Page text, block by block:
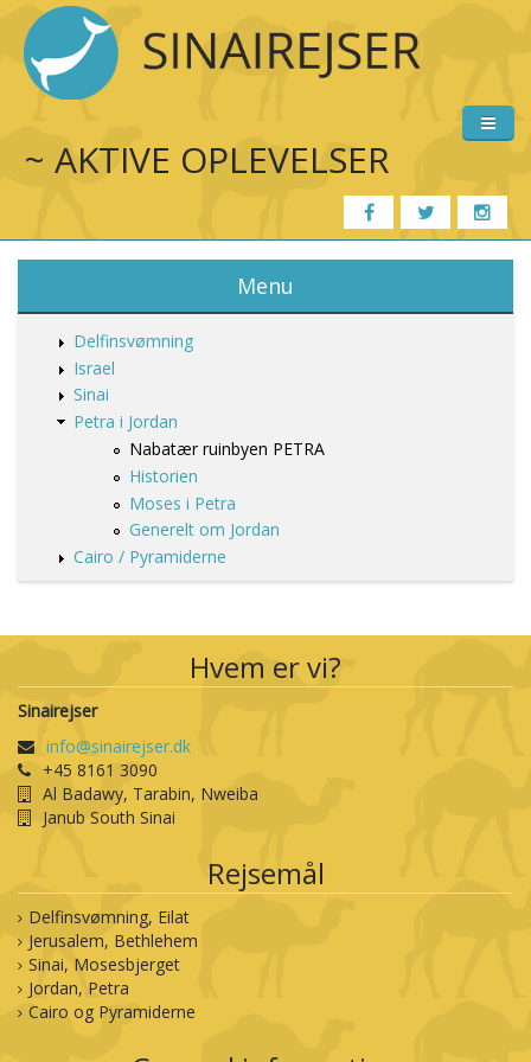
Gå til hovedindhold
~ AKTIVE OPLEVELSER
Forside
Rejsemål
Program 2023
Om Sinairejser
Nyhedsbrev
Menu
Delfinsvømning
Israel
Sinai
Petra i Jordan
Nabatær ruinbyen PETRA​
Historien
Moses i Petra
Generelt om Jordan
Cairo / Pyramiderne
Hvem er vi?
Sinairejser
info@sinairejser.dk
+45 8161 3090
Al Badawy, Tarabin, Nweiba
Janub South Sinai
Rejsemål
Delfinsvømning, Eilat
Jerusalem, Bethlehem
Sinai, Mosesbjerget
Jordan, Petra
Cairo og Pyramiderne